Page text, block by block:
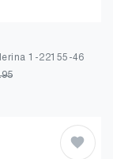
1-22155-46